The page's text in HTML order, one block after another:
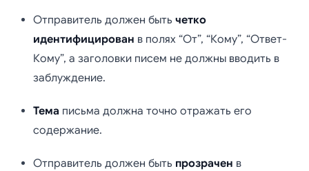
Отправитель должен быть четко
идентифицирован в полях “От”, “Кому”, “Ответ-
Кому”, а заголовки писем не должны вводить в
заблуждение.
Тема письма должна точно отражать его
содержание.
Отправитель должен быть прозрачен в